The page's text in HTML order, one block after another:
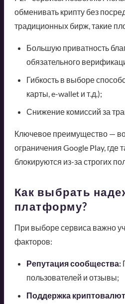
обменивать крипту без
традиционных бирж, такие
Большую приватность
обязательного
Гибкость в выборе
карты, e-wallet и т.д.);
Снижение комиссий за
Ключевое преимущество —
ограничения Google Play, где
блокируются из-за строгих
Как выбрать
платформу?
При выборе сервиса важно
факторов:
Репутация сообщества:
пользователей и отзывы;
Поддержка